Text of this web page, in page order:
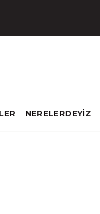
NERELERDEYİZ